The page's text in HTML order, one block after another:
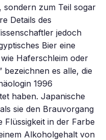
zum Teil sogar
Details des
jedoch
Bier eine
Haferschleim oder
bezeichnen es alle, die
1996
haben. Japanische
sie den Brauvorgang
Flüssigkeit in der Farbe
Alkoholgehalt von